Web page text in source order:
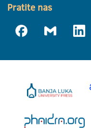
Pratite nas